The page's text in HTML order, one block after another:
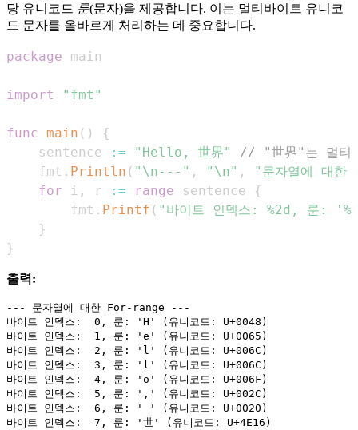
당 유니코드 룬(문자)을 제공합니다. 이는 멀티바이트 유니코
드 문자를 올바르게 처리하는 데 중요합니다.
package
import "fmt"
func main ( )
{
    sentence
:= "Hello, 世界"
// "世界"는 멀티
    fmt
. Println ( "\n---" , "\n" ,
"문자열에 대
for i , r := range sentence
{
        fmt
. Printf ( "바이트 인덱스: %2d, 룬:
}
}
출력:
--- 문자열에 대한 For-range ---
바이트 인덱스:  0, 룬: 'H' (유니코드: U+0048)
바이트 인덱스:  1, 룬: 'e' (유니코드: U+0065)
바이트 인덱스:  2, 룬: 'l' (유니코드: U+006C)
바이트 인덱스:  3, 룬: 'l' (유니코드: U+006C)
바이트 인덱스:  4, 룬: 'o' (유니코드: U+006F)
바이트 인덱스:  5, 룬: ',' (유니코드: U+002C)
바이트 인덱스:  6, 룬: ' ' (유니코드: U+0020)
바이트 인덱스:  7, 룬: '世' (유니코드: U+4E16)